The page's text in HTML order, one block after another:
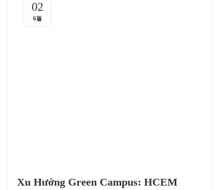
02
6월
Xu Hướng Green Campus: HCEM